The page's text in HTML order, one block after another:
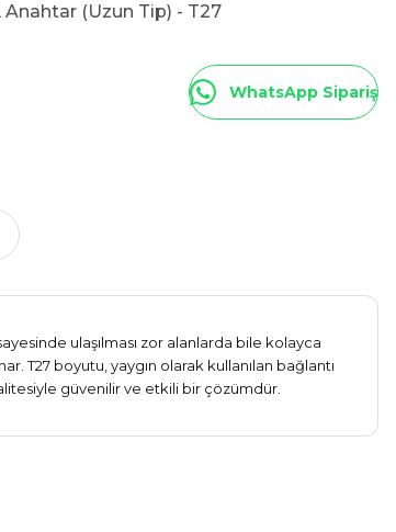
(Uzun Tip) - T27
WhatsApp Sipariş
ulaşılması zor alanlarda bile kolayca
T27 boyutu, yaygın olarak kullanılan bağlantı
güvenilir ve etkili bir çözümdür.